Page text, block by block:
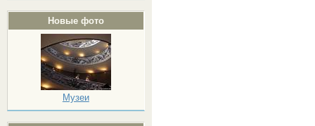
Новые фото
Музеи